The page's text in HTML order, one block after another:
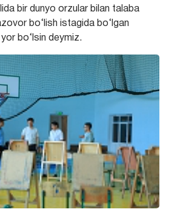
bir dunyo orzular bilan talaba
bo‘lish istagida bo‘lgan
bo‘lsin deymiz.